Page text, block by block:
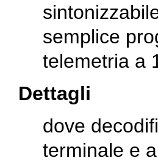
semplice
telemetria a
Dettagli
dove
terminale e